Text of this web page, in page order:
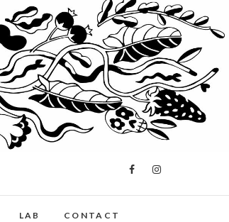
LAB CONTACT